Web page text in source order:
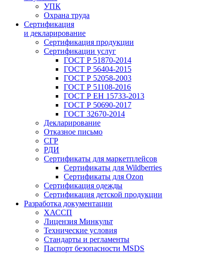
УПК
Охрана труда
Сертификация
и декларирование
Сертификация продукции
Сертификации услуг
ГОСТ Р 51870-2014
ГОСТ Р 56404-2015
ГОСТ Р 52058-2003
ГОСТ Р 51108-2016
ГОСТ Р ЕН 15733-2013
ГОСТ Р 50690-2017
ГОСТ 32670-2014
Декларирование
Отказное письмо
СГР
РДИ
Сертификаты для маркетплейсов
Сертификаты для Wildberries
Сертификаты для Ozon
Сертификация одежды
Сертификация детской продукции
Разработка документации
ХАССП
Лицензия Минкульт
Технические условия
Стандарты и регламенты
Паспорт безопасности MSDS